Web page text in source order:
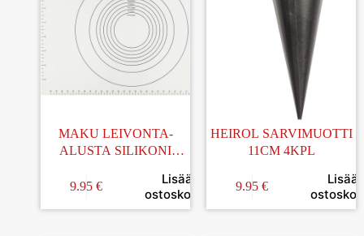
MAKU LEIVONTA-
ALUSTA SILIKONI
9.95 €
Lisää
ostoskoriin
HEIROL SARVIMUOTTI
11CM 4KPL
9.95 €
Lisää